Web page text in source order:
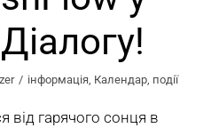
інформація, Календар, події
від гарячого сонця в